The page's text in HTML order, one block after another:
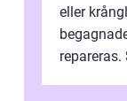
eller